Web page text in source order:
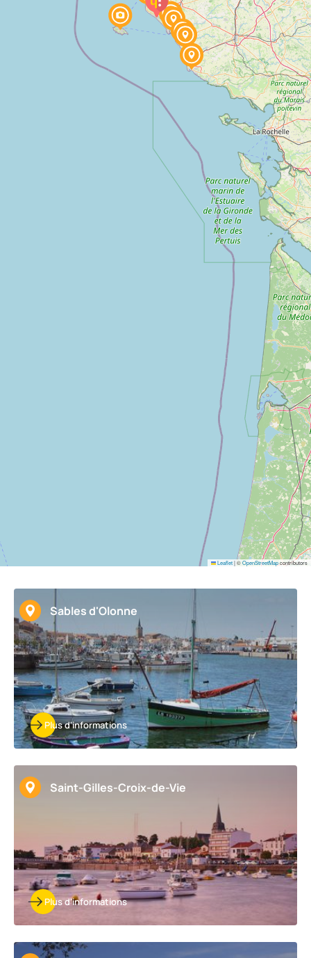
Sables d'Olonne
Plus d'informations
Saint-Gilles-Croix-de-Vie
Plus d'informations
Leaflet|©OpenStreetMapcontributors